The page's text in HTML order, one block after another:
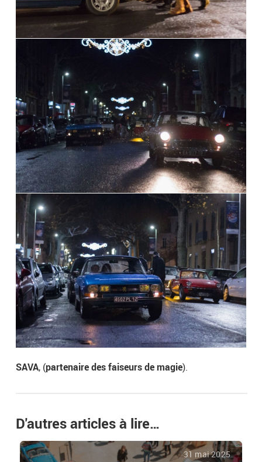
SAVA, (partenaire des faiseurs de magie).
D'autres articles à lire…
31 mai 2025